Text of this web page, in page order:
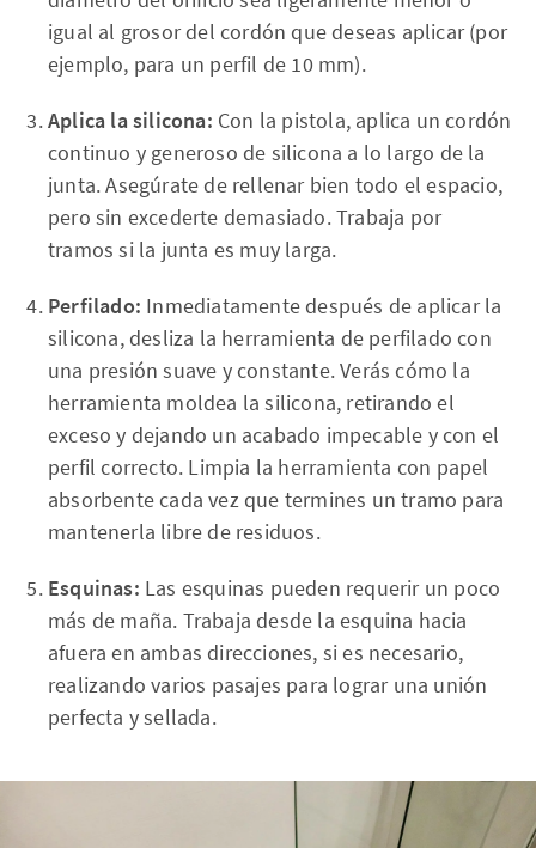
igual al grosor del cordón que deseas aplicar (por
ejemplo, para un perfil de 10 mm).
Aplica la silicona: Con la pistola, aplica un cordón
continuo y generoso de silicona a lo largo de la
junta. Asegúrate de rellenar bien todo el espacio,
pero sin excederte demasiado. Trabaja por
tramos si la junta es muy larga.
Perfilado: Inmediatamente después de aplicar la
silicona, desliza la herramienta de perfilado con
una presión suave y constante. Verás cómo la
herramienta moldea la silicona, retirando el
exceso y dejando un acabado impecable y con el
perfil correcto. Limpia la herramienta con papel
absorbente cada vez que termines un tramo para
mantenerla libre de residuos.
Esquinas: Las esquinas pueden requerir un poco
más de maña. Trabaja desde la esquina hacia
afuera en ambas direcciones, si es necesario,
realizando varios pasajes para lograr una unión
perfecta y sellada.